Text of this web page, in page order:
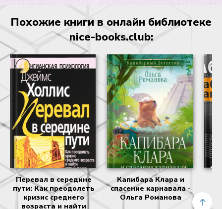
Похожие книги в онлайн библиотеке
nice-books.club:
Перевал в середине
пути: Как преодолеть
кризис среднего
возраста и найти
Капибара Клара и
спасение карнавала -
Ольга Романова